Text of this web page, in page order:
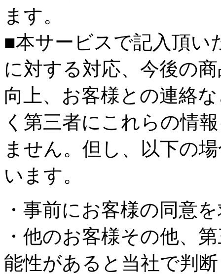
ます。
■本サービスで記入頂い
に対する対応、今後の
向上、お客様との連絡
く第三者にこれらの情
ません。但し、以下の
います。
・事前にお客様の同意
・他のお客様その他、
能性があると当社で判